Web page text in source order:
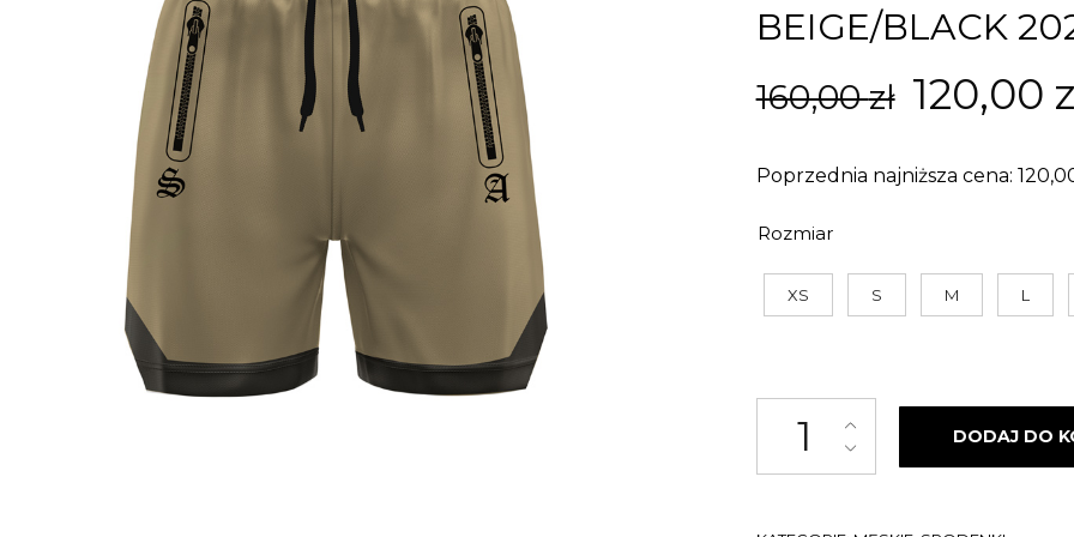
BEIGE/BLACK
160,00zł
cena
160,00
120,00
Poprzednia najniższa cena:
Rozmiar
XS S M L
ilość SPODENKI STREET
DODAJ DO